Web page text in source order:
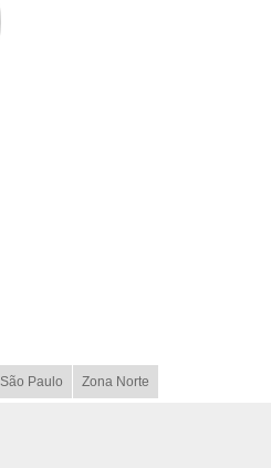
São Paulo Zona Norte